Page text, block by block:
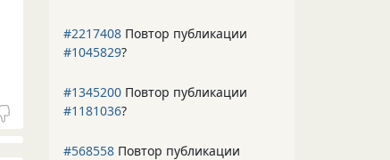
#2217408 Повтор публикации
#1045829?
#1345200 Повтор публикации
#1181036?
#568558 Повтор публикации